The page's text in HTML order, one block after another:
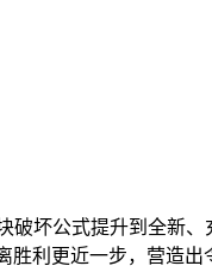
破坏公式提升到全新
利更近一步，营造出